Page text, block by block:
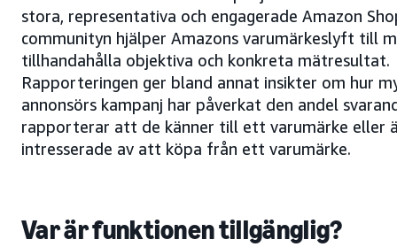
stora, representativa och engagerade Amazon
communityn hjälper Amazons varumärkeslyft till
tillhandahålla objektiva och konkreta mätresultat.
Rapporteringen ger bland annat insikter om hur
annonsörs kampanj har påverkat den andel
rapporterar att de känner till ett varumärke eller
intresserade av att köpa från ett varumärke.
Var är funktionen tillgänglig?